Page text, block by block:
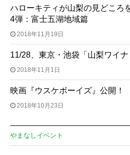
ハローキティが山梨の見どころ
4弾：富士五湖地域篇
2018年11月19日
11/28、東京・池袋「山梨ワイナ
2018年11月1日
映画『ウスケボーイズ』公開！
2018年10月23日
やまなしイベント